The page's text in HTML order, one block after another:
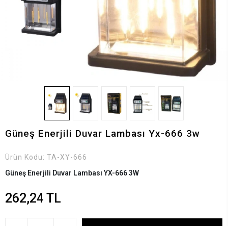
Güneş Enerjili Duvar Lambası Yx-666 3w
Ürün Kodu: TA-XY-666
Güneş Enerjili Duvar Lambası YX-666 3W
262,24 TL